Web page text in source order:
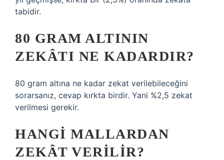
tabidir.
80 GRAM ALTININ
ZEKÂTI NE KADARDIR?
80 gram altına ne kadar zekat verilebileceğini
sorarsanız, cevap kırkta birdir. Yani %2,5 zekat
verilmesi gerekir.
HANGI MALLARDAN
ZEKÂT VERILIR?